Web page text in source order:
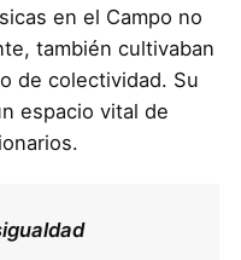
en el Campo no
también cultivaban
de colectividad. Su
espacio vital de